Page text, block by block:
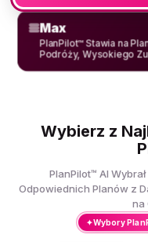
Max
PlanPilot™ Stawia na
Podróży, Wysokiego
Wybierz z
PlanPilot™ AI
Odpowiednich Planów z
na
✦Wybory